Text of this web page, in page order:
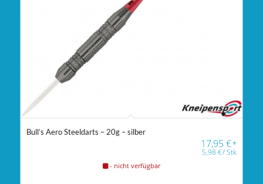
Bull’s Aero Steeldarts – 20g – silber
17,95€*
5,98€/Stk
- nicht verfügbar